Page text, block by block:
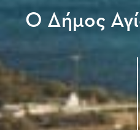
Ο Δήμος